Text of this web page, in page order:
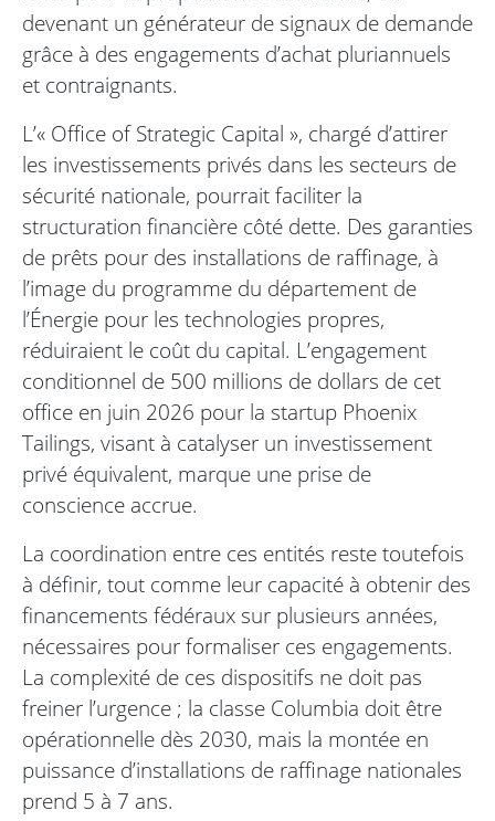
devenant un générateur de signaux de demande
grâce à des engagements d’achat pluriannuels
et contraignants.
L’« Office of Strategic Capital », chargé d’attirer
les investissements privés dans les secteurs de
sécurité nationale, pourrait faciliter la
structuration financière côté dette. Des garanties
de prêts pour des installations de raffinage, à
l’image du programme du département de
l’Énergie pour les technologies propres,
réduiraient le coût du capital. L’engagement
conditionnel de 500 millions de dollars de cet
office en juin 2026 pour la startup Phoenix
Tailings, visant à catalyser un investissement
privé équivalent, marque une prise de
conscience accrue.
La coordination entre ces entités reste toutefois
à définir, tout comme leur capacité à obtenir des
financements fédéraux sur plusieurs années,
nécessaires pour formaliser ces engagements.
La complexité de ces dispositifs ne doit pas
freiner l’urgence ; la classe Columbia doit être
opérationnelle dès 2030, mais la montée en
puissance d’installations de raffinage nationales
prend 5 à 7 ans.